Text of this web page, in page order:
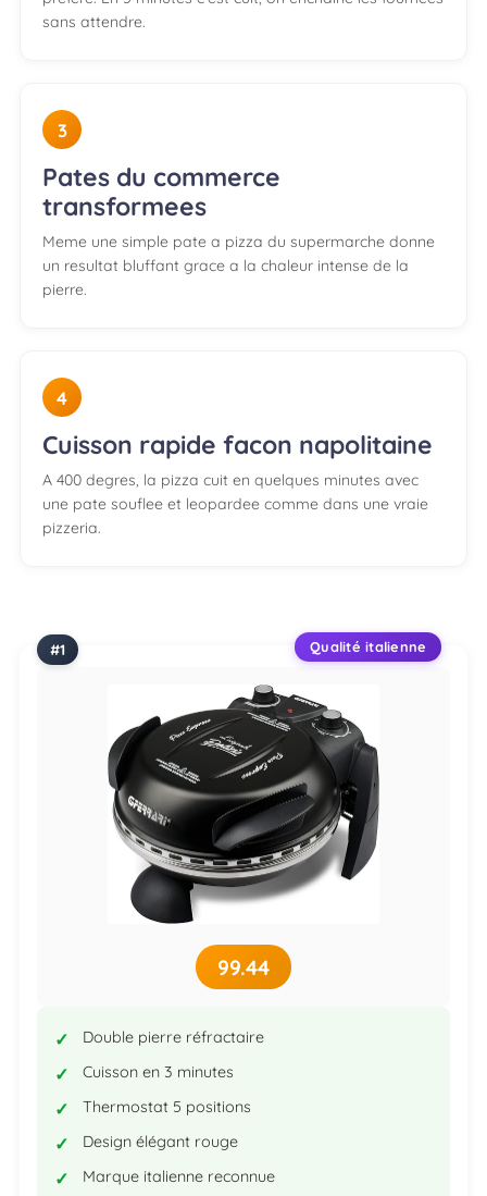
sans attendre.
3
Pates du commerce
transformees
Meme une simple pate a pizza du supermarche donne
un resultat bluffant grace a la chaleur intense de la
pierre.
4
Cuisson rapide facon napolitaine
A 400 degres, la pizza cuit en quelques minutes avec
une pate souflee et leopardee comme dans une vraie
pizzeria.
Qualité italienne
99.44
Double pierre réfractaire
Cuisson en 3 minutes
Thermostat 5 positions
Design élégant rouge
Marque italienne reconnue